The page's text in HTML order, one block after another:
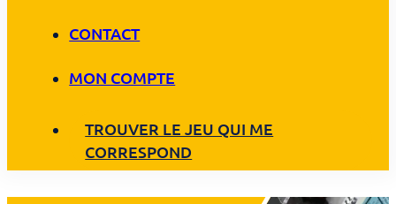
CONTACT
MON COMPTE
TROUVER LE JEU QUI ME
CORRESPOND